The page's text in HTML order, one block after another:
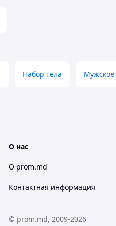
Набор тела Мужское
О нас
О prom.md
Контактная информация
© prom.md, 2009-2026